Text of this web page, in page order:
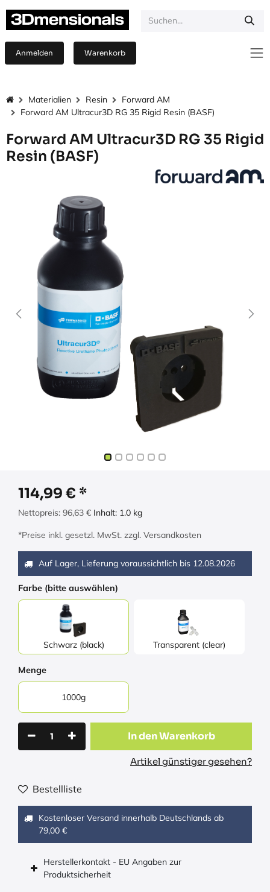
Anmelden Warenkorb
Materialien Resin
Forward AM
Forward AM Ultracur3D RG 35 Rigid Resin (BASF)
Forward AM Ultracur3D RG 35 Rigid
Resin (BASF)
114,99 €
Nettopreis: 96,63 € Inhalt: 1.0 kg
*Preise inkl. gesetzl. MwSt. zzgl. Versandkosten
Auf Lager, Lieferung voraussichtlich bis 12.08.2026
Farbe (bitte auswählen)
Schwarz (black) Transparent (clear)
Menge
1000g
In den Warenkorb
Artikel günstiger gesehen?
Bestellliste
Kostenloser Versand innerhalb Deutschlands ab
79,00 €
Herstellerkontakt - EU Angaben zur
Produktsicherheit